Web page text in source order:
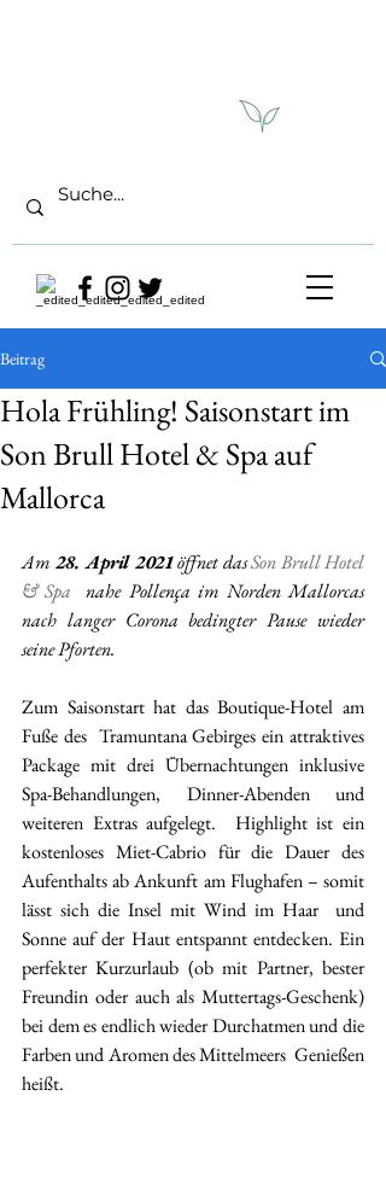
Beitrag
Hola Frühling! Saisonstart im
Son Brull Hotel & Spa auf
Mallorca
Am 28. April 2021 öffnet das Son Brull Hotel
& Spa
  nahe Pollença im Norden Mallorcas
nach langer Corona bedingter Pause wieder
seine Pforten.
Zum Saisonstart hat das Boutique-Hotel am
Fuße des  Tramuntana Gebirges ein attraktives
Package mit drei Übernachtungen inklusive
Spa-Behandlungen, Dinner-Abenden und
weiteren Extras aufgelegt.  Highlight ist ein
kostenloses Miet-Cabrio für die Dauer des
Aufenthalts ab Ankunft am Flughafen – somit
lässt sich die Insel mit Wind im Haar  und
Sonne auf der Haut entspannt entdecken. Ein
perfekter Kurzurlaub (ob mit Partner, bester
Freundin oder auch als Muttertags-Geschenk)
bei dem es endlich wieder Durchatmen und die
Farben und Aromen des Mittelmeers  Genießen
heißt.